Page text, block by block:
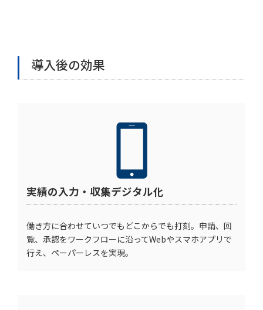
導入後の効果
実績の入力・収集デジタル化
働き方に合わせていつでもどこからでも打刻。申請、回
覧、承認をワークフローに沿ってWebやスマホアプリで
行え、ペーパーレスを実現。